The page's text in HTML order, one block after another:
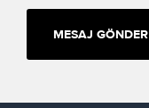
MESAJ GÖNDER